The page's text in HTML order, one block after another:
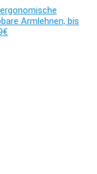
Armlehnen, bis